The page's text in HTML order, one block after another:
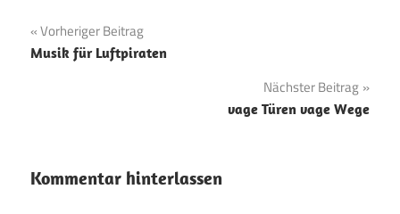
Beitragsnavigation
Vorheriger Beitrag
Musik für Luftpiraten
Nächster Beitrag
vage Türen vage Wege
Kommentar hinterlassen